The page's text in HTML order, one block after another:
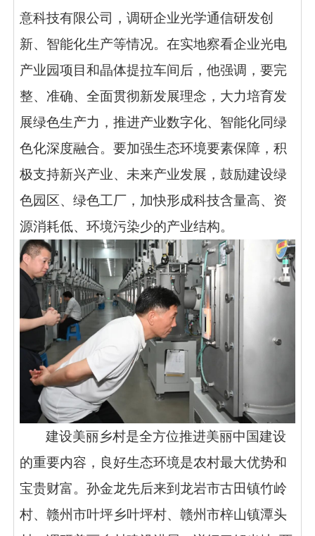
意科技有限公司，调研企业光学通信研发创
新、智能化生产等情况。在实地察看企业光电
产业园项目和晶体提拉车间后，他强调，要完
整、准确、全面贯彻新发展理念，大力培育发
展绿色生产力，推进产业数字化、智能化同绿
色化深度融合。要加强生态环境要素保障，积
极支持新兴产业、未来产业发展，鼓励建设绿
色园区、绿色工厂，加快形成科技含量高、资
源消耗低、环境污染少的产业结构。
建设美丽乡村是全方位推进美丽中国建设
的重要内容，良好生态环境是农村最大优势和
宝贵财富。孙金龙先后来到龙岩市古田镇竹岭
村、赣州市叶坪乡叶坪村、赣州市梓山镇潭头